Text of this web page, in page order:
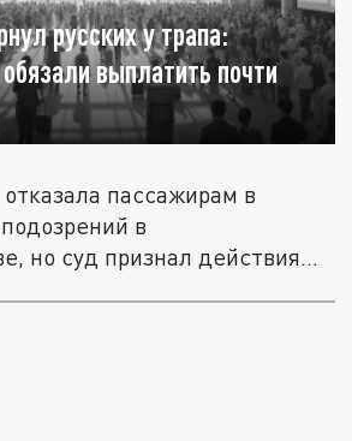
русских у трапа:
выплатить почти
пассажирам в
в
но суд признал действия...